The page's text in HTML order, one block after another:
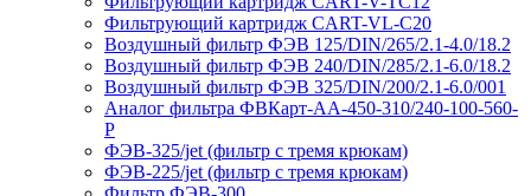
Фильтрующий картридж CART-VL-C20
Воздушный фильтр ФЭВ 125/DIN/265/2.1-4.0/18.2
Воздушный фильтр ФЭВ 240/DIN/285/2.1-6.0/18.2
Воздушный фильтр ФЭВ 325/DIN/200/2.1-6.0/001
Аналог фильтра ФВКарт-АА-450-310/240-100-560-
P
ФЭВ-325/jet (фильтр с тремя крюкам)
ФЭВ-225/jet (фильтр с тремя крюкам)